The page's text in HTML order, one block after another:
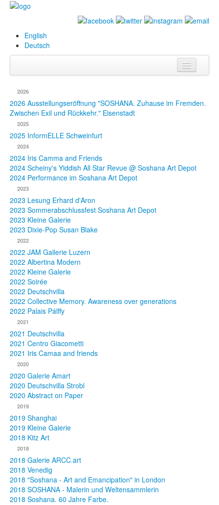
English
Deutsch
Biografie
Ausstellungen
& Projekte
Presse
Publikationen
Texte
Sammlungen
2026
2026 Ausstellungseröffnung "SOSHANA. Zuhause im Fremden.
Zwischen Exil und Rückkehr." Eisenstadt
2025
2025 InformELLE Schweinfurt
2024
2024 Iris Camma and Friends
2024 Scheiny's Yiddish All Star Revue @ Soshana Art Depot
2024 Performance im Soshana Art Depot
2023
2023 Lesung Erhard d'Aron
2023 Sommerabschlussfest Soshana Art Depot
2023 Kleine Galerie
2023 Dixie-Pop Susan Blake
2022
2022 JAM Gallerie Luzern
2022 Albertina Modern
2022 Kleine Galerie
2022 Soirée
2022 Deutschvilla
2022 Collective Memory. Awareness over generations
2022 Palais Pálffy
2021
2021 Deutschvilla
2021 Centro Giacometti
2021 Iris Camaa and friends
2020
2020 Galerie Amart
2020 Deutschvilla Strobl
2020 Abstract on Paper
2019
2019 Shanghai
2019 Kleine Galerie
2018 Kitz Art
2018
2018 Galerie ARCC.art
2018 Venedig
2018 "Soshana - Art and Emancipation" in London
2018 SOSHANA - Malerin und Weltensammlerin
2018 Soshana. 60 Jahre Farbe.